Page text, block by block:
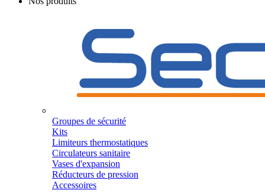
Groupes de sécurité
Kits
Limiteurs thermostatiques
Circulateurs sanitaire
Vases d'expansion
Réducteurs de pression
Accessoires